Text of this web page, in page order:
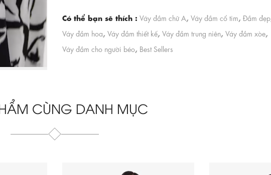
Có thể bạn sẽ thích : Váy đầm chữ A, Váy đầm cổ tim, Đầm đẹp
Váy đầm hoa, Váy đầm thiết kế, Váy đầm trung niên, Váy đầm xòe,
Váy đầm cho người béo, Best Sellers
CÙNG DANH MỤC